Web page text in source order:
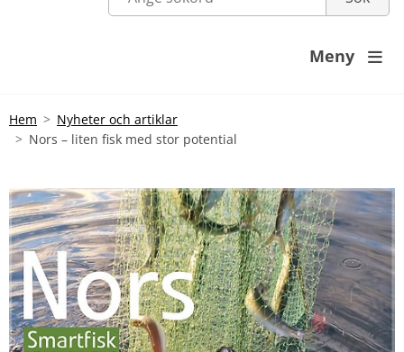
Meny 
Hem
Nyheter och artiklar
Nors – liten fisk med stor potential